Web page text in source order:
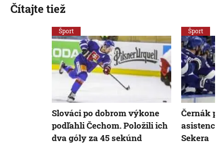
Čítajte tiež
Šport
Slováci po dobrom výkone
podľahli Čechom. Položili ich
dva góly za 45 sekúnd
Šport
Černák
Sekera